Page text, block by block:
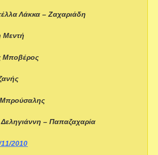
Λάκκα – Ζαχαριάδη
Μεντή
Μποβέρος
– Παπαζαχαρία
2010